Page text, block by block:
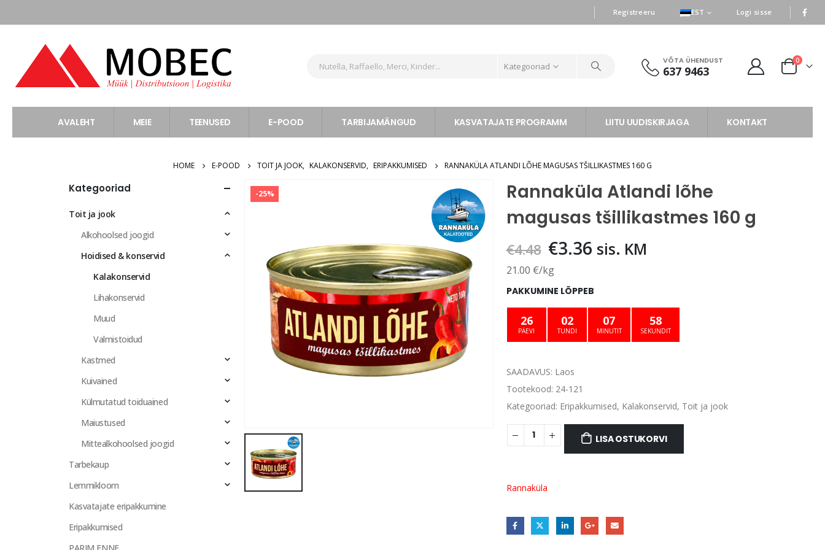
Registreeru EST Logi sisse
Kategooriad
VÕTA ÜHENDUST
637 9463
0
AVALEHT MEIE TEENUSED E-POOD TARBIJAMÄNGUD KASVATAJATE PROGRAMM LIITU UUDISKIRJAGA KONTAKT
HOME E-POOD TOIT JA JOOK, KALAKONSERVID, ERIPAKKUMISED RANNAKÜLA ATLANDI LÕHE MAGUSAS TŠILLIKASTMES 160 G
-25%
Rannaküla Atlandi lõhe
magusas tšillikastmes 160 g
€4.48 Algne
hind
oli:
€4.48.
€3.36 Praegune
on:
€3.36.
sis. KM
21.00 €/kg
PAKKUMINE LÕPPEB
26
PÄEVI
02
TUNDI
07
MINUTIT
57
SEKUNDIT
SAADAVUS: Laos
Tootekood: 24-121
Kategooriad: Eripakkumised, Kalakonservid, Toit ja jook
LISA OSTUKORVI
Rannaküla
Kategooriad
Toit ja jook
Alkohoolsed joogid
Hoidised & konservid
Kalakonservid
Lihakonservid
Muud
Valmistoidud
Kastmed
Kuivained
Külmutatud toiduained
Maiustused
Mittealkohoolsed joogid
Tarbekaup
Lemmikloom
Kasvatajate eripakkumine
Eripakkumised